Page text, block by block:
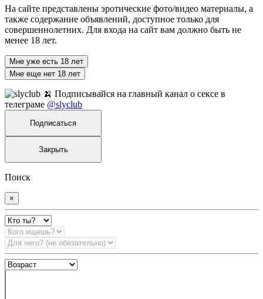
На сайте представлены эротические фото/видео материалы, а
также содержание объявлений, доступное только для
совершеннолетних. Для входа на сайт вам должно быть не
менее 18 лет.
Мне уже есть 18 лет
Мне еще нет 18 лет
🍌 Подписывайся на главный канал о сексе в
телеграме @slyclub
Подписаться
Закрыть
Поиск
×